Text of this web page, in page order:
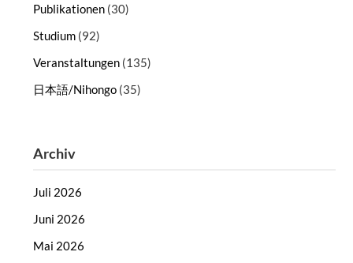
Publikationen (30)
Studium (92)
Veranstaltungen (135)
日本語/Nihongo (35)
Archiv
Juli 2026
Juni 2026
Mai 2026